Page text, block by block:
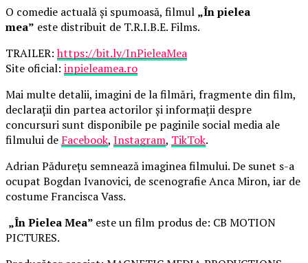
O comedie actuală și spumoasă, filmul „În pielea
mea” este distribuit de T.R.I.B.E. Films.
TRAILER:https://bit.ly/InPieleaMea
Site oficial: inpieleamea.ro
Mai multe detalii, imagini de la filmări, fragmente din film,
declarații din partea actorilor și informații despre
concursuri sunt disponibile pe paginile social media ale
filmului de Facebook, Instagram, TikTok.
Adrian Pădurețu semnează imaginea filmului. De sunet s-a
ocupat Bogdan Ivanovici, de scenografie Anca Miron, iar de
costume Francisca Vass.
„În Pielea Mea” este un film produs de: CB MOTION
PICTURES.